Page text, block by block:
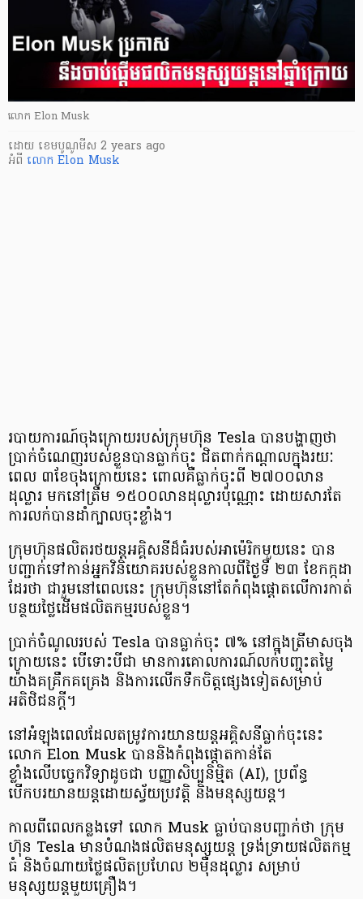
លោក Elon Musk
ដោយ ​ ខេមបូណូមីស 2 years ago
អំពី លោក Elon Musk
របាយការណ៍ចុងក្រោយរបស់ក្រុមហ៊ុន Tesla បានបង្ហាញថា
ប្រាក់ចំណេញរបស់ខ្លួនបានធ្លាក់ចុះ ជិតពាក់កណ្ដាលក្នុងរយៈ
ពេល ៣ខែចុងក្រោយនេះ ពោលគឺធ្លាក់ចុះពី ២៧០០លាន
ដុល្លារ មកនៅត្រឹម ១៥០០លានដុល្លារប៉ុណ្ណោះ ដោយសារតែ
ការលក់បានដាំក្បាលចុះខ្លាំង។
ក្រុមហ៊ុនផលិតរថយន្ដអគ្គិសនីដ៏ធំរបស់អាម៉េរិកមួយនេះ បាន
បញ្ជាក់ទៅកាន់អ្នកវិនិយោគរបស់ខ្លួនកាលពីថ្ងៃទី ២៣ ខែកក្កដា
ដែរថា ជារួមនៅពេលនេះ ក្រុមហ៊ុននៅតែកំពុងផ្ដោតលើការកាត់
បន្ថយថ្លៃដើមផលិតកម្មរបស់ខ្លួន។
ប្រាក់ចំណូលរបស់ Tesla បានធ្លាក់ចុះ ៧% នៅក្នុងត្រីមាសចុង
ក្រោយនេះ បើទោះបីជា មានការគោលការណ៍លក់បញ្ចុះតម្លៃ
យ៉ាងគគ្រឹកគគ្រេង​ និងការលើកទឹកចិត្តផ្សេងទៀតសម្រាប់
អតិថិជនក្ដី។
នៅអំឡុងពេលដែលតម្រូវការយានយន្ដអគ្គិសនីធ្លាក់ចុះនេះ
លោក Elon Musk បាននិងកំពុងផ្ដោតកាន់តែ
ខ្លាំងលើបច្ចេកវិទ្យាដូចជា បញ្ញាសិប្បនិម្មិត (AI), ប្រព័ន្ធ
បើកបរយានយន្ដដោយស្វ័យប្រវត្តិ និងមនុស្សយន្ដ។
កាលពីពេលកន្លងទៅ លោក Musk ធ្លាប់បានបញ្ជាក់ថា ក្រុម
ហ៊ុន Tesla មានបំណងផលិតមនុស្សយន្ដ ទ្រង់ទ្រាយផលិតកម្ម
ធំ និងចំណាយថ្លៃផលិតប្រហែល ២ម៉ឺនដុល្លារ សម្រាប់
មនុស្សយន្ដមួយគ្រឿង។